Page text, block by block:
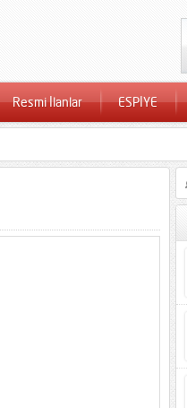
Resmi İlanlar ESPİYE